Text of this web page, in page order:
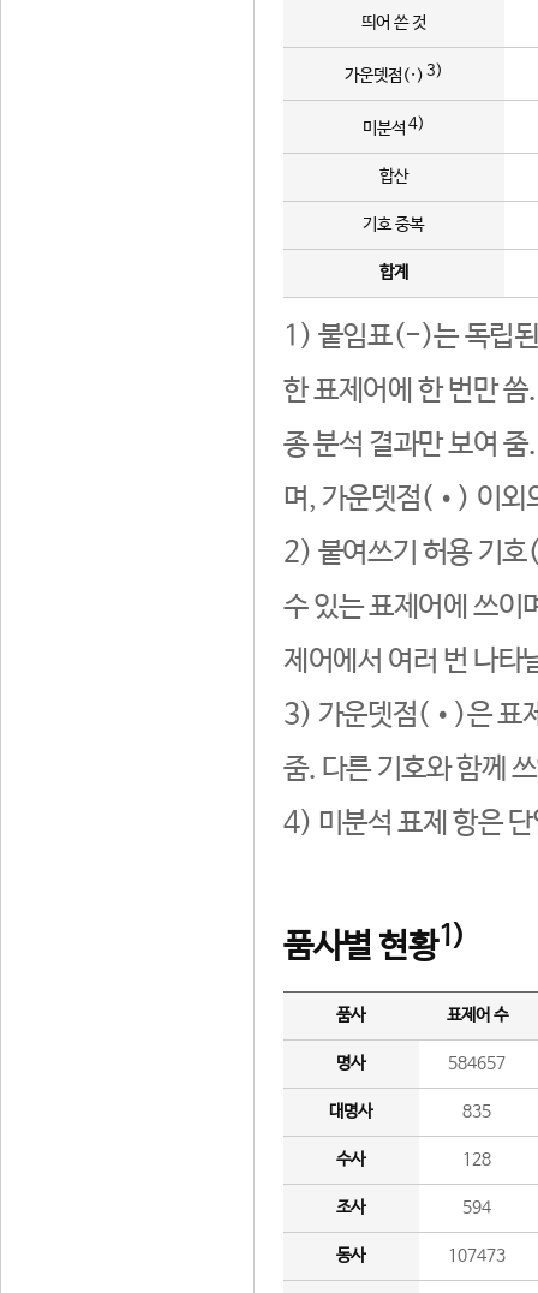
띄어 쓴 것
가운뎃점(·) 3)
미분석 4)
합산
기호 중복
합계
1) 붙임표(-)는 독립된
한 표제어에 한 번만
종 분석 결과만 보여
며, 가운뎃점(•) 이외
2) 붙여쓰기 허용 기호
수 있는 표제어에 쓰이
제어에서 여러 번 나타
3) 가운뎃점(•)은 표
줌. 다른 기호와 함께
4) 미분석 표제 항은
품사별 현황1)
품사 표제어 수
명사 584657
대명사 835
수사 128
조사 594
동사 107473